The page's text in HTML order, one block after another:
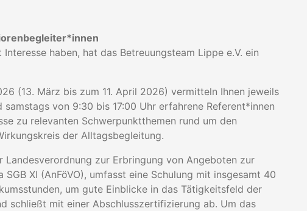
haben, hat das Betreuungsteam Lippe e.V. ein
(13. März bis zum 11. April 2026) vermitteln Ihnen jeweils
von 9:30 bis 17:00 Uhr erfahrene Referent*innen
zu relevanten Schwerpunktthemen rund um den
der Alltagsbegleitung.
zur Erbringung von Angeboten zur
XI (AnFöVO), umfasst eine Schulung mit insgesamt 40
um gute Einblicke in das Tätigkeitsfeld der
schließt mit einer Abschlusszertifizierung ab. Um das